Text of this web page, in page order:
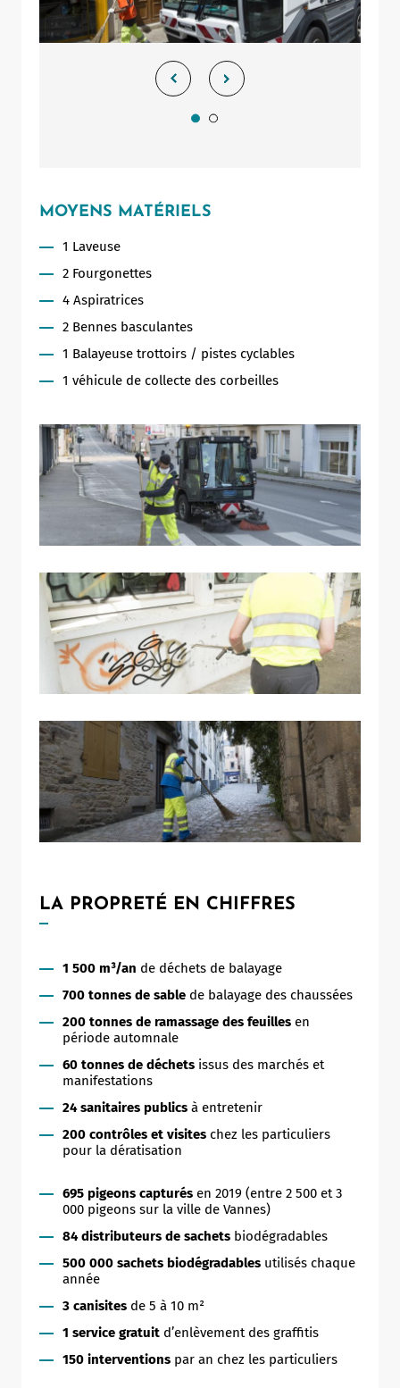
MOYENS MATÉRIELS
1 Laveuse
2 Fourgonettes
4 Aspiratrices
2 Bennes basculantes
1 Balayeuse trottoirs / pistes cyclables
1 véhicule de collecte des corbeilles
LA PROPRETÉ EN CHIFFRES
1 500 m³/an de déchets de balayage
700 tonnes de sable de balayage des chaussées
200 tonnes de ramassage des feuilles en
période automnale
60 tonnes de déchets issus des marchés et
manifestations
24 sanitaires publics à entretenir
200 contrôles et visites chez les particuliers
pour la dératisation
695 pigeons capturés en 2019 (entre 2 500 et 3
000 pigeons sur la ville de Vannes)
84 distributeurs de sachets biodégradables
500 000 sachets biodégradables utilisés chaque
année
3 canisites de 5 à 10 m²
1 service gratuit d’enlèvement des graffitis
150 interventions par an chez les particuliers